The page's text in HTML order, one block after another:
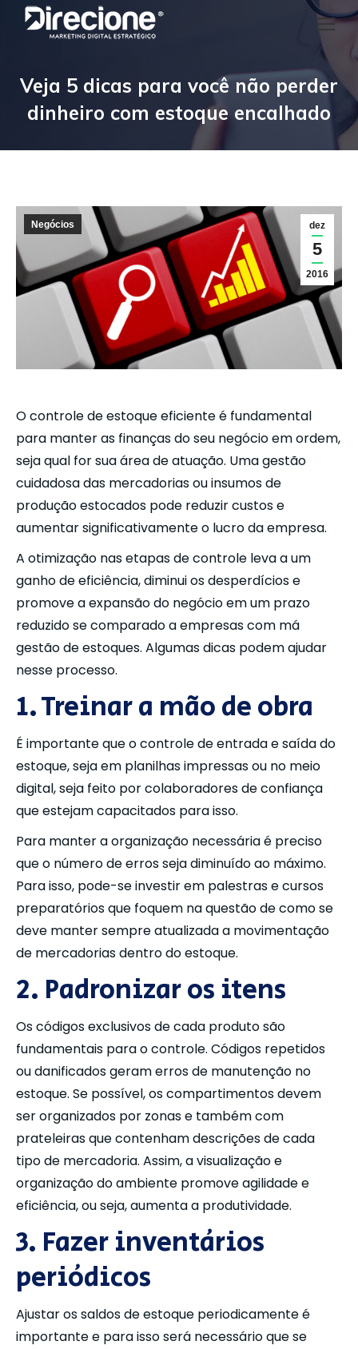
Veja 5 dicas para você não perder
dinheiro com estoque encalhado
dez
5
2016
Negócios
O controle de estoque eficiente é fundamental
para manter as finanças do seu negócio em ordem,
seja qual for sua área de atuação. Uma gestão
cuidadosa das mercadorias ou insumos de
produção estocados pode reduzir custos e
aumentar significativamente o lucro da empresa.
A otimização nas etapas de controle leva a um
ganho de eficiência, diminui os desperdícios e
promove a expansão do negócio em um prazo
reduzido se comparado a empresas com má
gestão de estoques. Algumas dicas podem ajudar
nesse processo.
1. Treinar a mão de obra
É importante que o controle de entrada e saída do
estoque, seja em planilhas impressas ou no meio
digital, seja feito por colaboradores de confiança
que estejam capacitados para isso.
Para manter a organização necessária é preciso
que o número de erros seja diminuído ao máximo.
Para isso, pode-se investir em palestras e cursos
preparatórios que foquem na questão de como se
deve manter sempre atualizada a movimentação
de mercadorias dentro do estoque.
2. Padronizar os itens
Os códigos exclusivos de cada produto são
fundamentais para o controle. Códigos repetidos
ou danificados geram erros de manutenção no
estoque. Se possível, os compartimentos devem
ser organizados por zonas e também com
prateleiras que contenham descrições de cada
tipo de mercadoria. Assim, a visualização e
organização do ambiente promove agilidade e
eficiência, ou seja, aumenta a produtividade.
3. Fazer inventários
periódicos
Ajustar os saldos de estoque periodicamente é
importante e para isso será necessário que se